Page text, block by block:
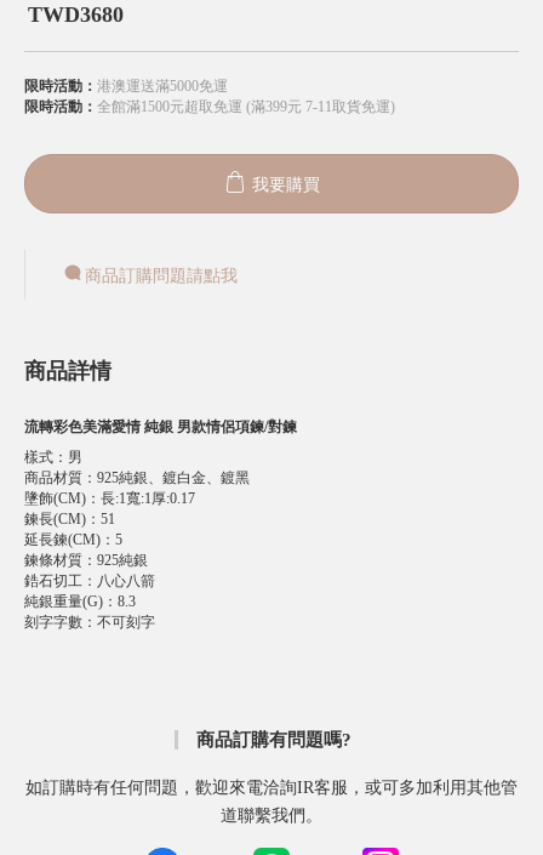
TWD3680
限時活動： 港澳運送滿5000免運
限時活動： 全館滿1500元超取免運 (滿399元 7-11取貨免運)
我要購買
商品訂購問題請點我
商品詳情
流轉彩色美滿愛情 純銀 男款情侶項鍊/對鍊
樣式 ： 男
商品材質 ： 925純銀、鍍白金、鍍黑
墬飾(CM) ： 長:1寬:1厚:0.17
鍊長(CM) ： 51
延長鍊(CM) ： 5
鍊條材質 ： 925純銀
鋯石切工 ： 八心八箭
純銀重量(G) ： 8.3
刻字字數 ： 不可刻字
商品訂購有問題嗎?
如訂購時有任何問題，歡迎來電洽詢IR客服，或可多加利用其他管
道聯繫我們。